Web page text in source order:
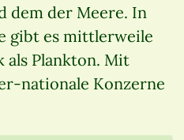
dem der Meere. In
gibt es mittlerweile
als Plankton. Mit
nationale Konzerne